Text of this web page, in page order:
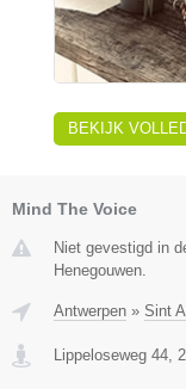
BEKIJK
Mind The Voice
Niet gevestigd in
Henegouwen.
Antwerpen » Sint
Lippeloseweg 44,